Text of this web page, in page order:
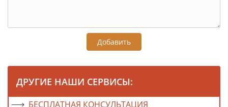
Добавить
ДРУГИЕ НАШИ СЕРВИСЫ:
БЕСПЛАТНАЯ КОНСУЛЬТАЦИЯ